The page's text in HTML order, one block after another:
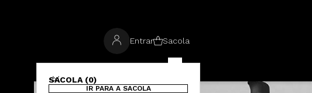
Entrar Sacola
SACOLA (0)
IR PARA A SACOLA